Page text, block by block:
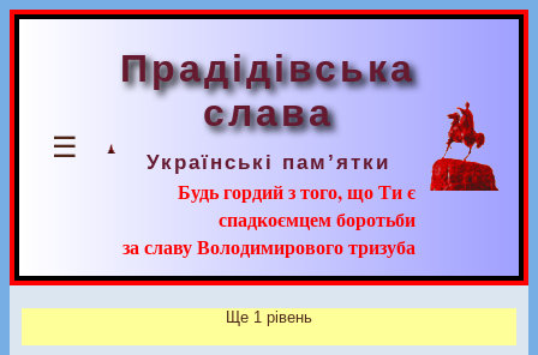
☰
Прадідівська
слава
Українські пам’ятки
Будь гордий з того, що Ти є
спадкоємцем боротьби
за славу Володимирового тризуба
Ще 1 рівень